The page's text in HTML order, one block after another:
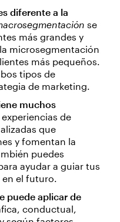
diferente a la
se
más grandes y
microsegmentación
más pequeños.
tipos de
de marketing.
muchos
de
que
y fomentan la
puedes
ayudar a guiar tus
en el futuro.
puede aplicar de
conductual,